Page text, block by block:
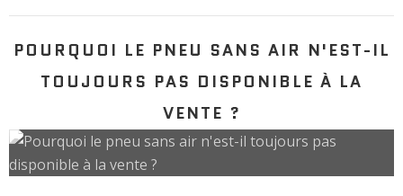
POURQUOI LE PNEU SANS AIR N'EST-IL
TOUJOURS PAS DISPONIBLE À LA
VENTE ?